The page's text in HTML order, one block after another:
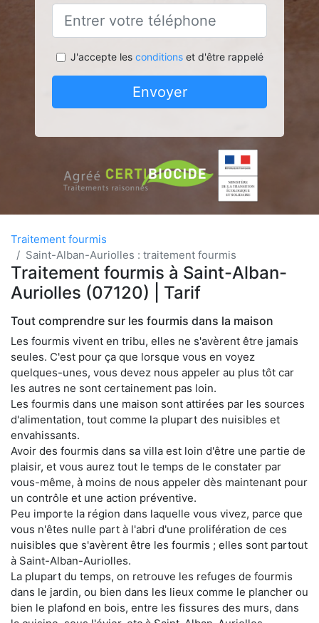
J'accepte les conditionset d'être rappelé
Envoyer
Traitement fourmis
Saint-Alban-Auriolles : traitement fourmis
Traitement fourmis à Saint-Alban-
Auriolles (07120) | Tarif
Tout comprendre sur les fourmis dans la maison
Les fourmis vivent en tribu, elles ne s'avèrent être jamais
seules. C'est pour ça que lorsque vous en voyez
quelques-unes, vous devez nous appeler au plus tôt car
les autres ne sont certainement pas loin.
Les fourmis dans une maison sont attirées par les sources
d'alimentation, tout comme la plupart des nuisibles et
envahissants.
Avoir des fourmis dans sa villa est loin d'être une partie de
plaisir, et vous aurez tout le temps de le constater par
vous-même, à moins de nous appeler dès maintenant pour
un contrôle et une action préventive.
Peu importe la région dans laquelle vous vivez, parce que
vous n'êtes nulle part à l'abri d'une prolifération de ces
nuisibles que s'avèrent être les fourmis ; elles sont partout
à Saint-Alban-Auriolles.
La plupart du temps, on retrouve les refuges de fourmis
dans le jardin, ou bien dans les lieux comme le plancher ou
bien le plafond en bois, entre les fissures des murs, dans